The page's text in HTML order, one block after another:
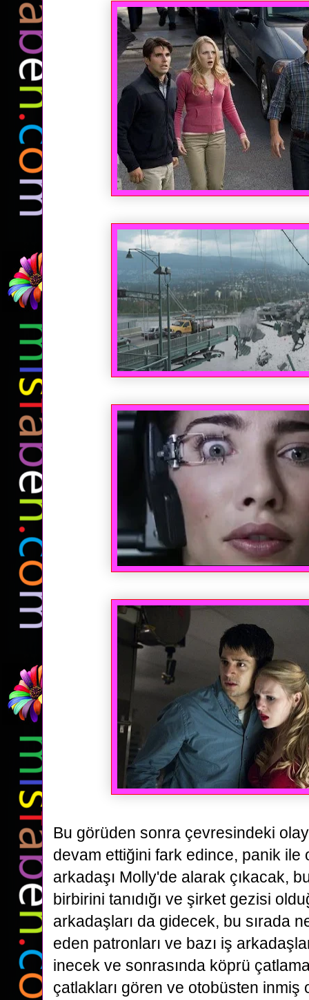
Bu görüden sonra çevresindeki
devam ettiğini fark edince, panik ile
arkadaşı Molly'de alarak çıkacak,
birbirini tanıdığı ve şirket gezisi
arkadaşları da gidecek, bu sırada
eden patronları ve bazı iş
inecek ve sonrasında köprü
çatlakları gören ve otobüsten inmiş